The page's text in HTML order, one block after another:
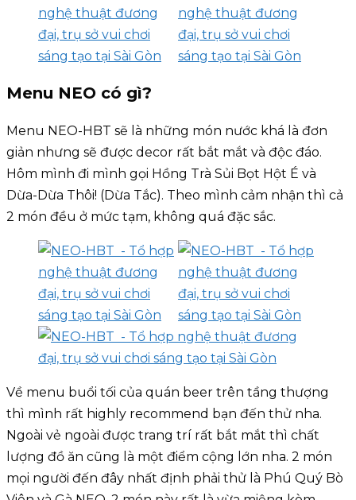
Menu NEO có gì?
Menu NEO-HBT sẽ là những món nước khá là đơn
giản nhưng sẽ được decor rất bắt mắt và độc đáo.
Hôm mình đi mình gọi Hồng Trà Sủi Bọt Hột É và
Dừa-Dừa Thôi! (Dừa Tắc). Theo mình cảm nhận thì cả
2 món đều ở mức tạm, không quá đặc sắc.
Về menu buổi tối của quán beer trên tầng thượng
thì mình rất highly recommend bạn đến thử nha.
Ngoài vẻ ngoài được trang trí rất bắt mắt thì chất
lượng đồ ăn cũng là một điểm cộng lớn nha. 2 món
mọi người đến đây nhất định phải thử là Phú Quý Bò